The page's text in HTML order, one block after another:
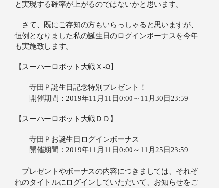
と実現する確率が上がるのではないかと思います。
さて、既にご存知の方もいらっしゃると思いますが、
恒例となりました私の誕生日のログインボーナスを今年
も実施致します。
【スーパーロボット大戦Ｘ‐Ω】
寺田Ｐ誕生日記念特別プレゼント！
開催期間：2019年11月11日0:00～11月30日23:59
【スーパーロボット大戦ＤＤ】
寺田Ｐお誕生日ログインボーナス
開催期間：2019年11月11日0:00～11月25日23:59
プレゼントやボーナスの内容につきましては、それぞ
れのタイトルにログインしていただいて、お知らせをご